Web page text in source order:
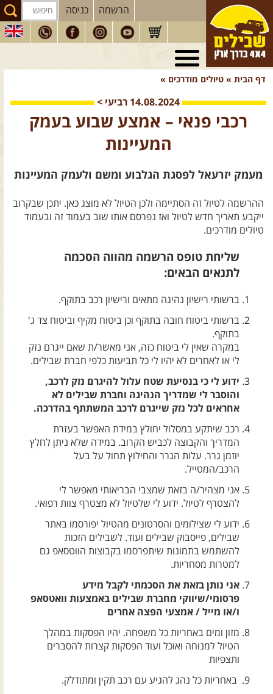
הרשמה כניסה
טיולי 4X4
בארץ
חנותשבילים
הירשמו לניוזלטר שבילים
הבלוג של יואב קווה
פודקאסט ג'יפאות
צרו קשר עם שבילים
אודות יואב קווה והאתר שבילים
דף הבית » טיולים מודרכים »
14.08.2024 רביעי >
רכבי פנאי – אמצע שבוע בעמק
המעיינות
מעמק יזרעאל לפסגת הגלבוע ומשם ולעמק המעיינות
ההרשמה לטיול זה הסתיימה ולכן הטיול לא מוצג כאן. יתכן שבקרוב
ייקבע תאריך חדש לטיול ואז נפרסם אותו שוב בעמוד זה ובעמוד
טיולים מודרכים.
שליחת טופס הרשמה מהווה הסכמה
לתנאים הבאים:
ברשותי רישיון נהיגה מתאים ורישיון רכב בתוקף.
ברשותי ביטוח חובה בתוקף וכן ביטוח מקיף וביטוח צד ג'
בתוקף.
במקרה שאין לי ביטוח כזה, אני מאשר/ת שאם ייגרם נזק
לי או לאחרים לא יהיו לי כל תביעות כלפי חברת שבילים.
ידוע לי כי בנסיעת שטח עלול להיגרם נזק לרכב,
והוסבר לי שמדריך הנהיגה וחברת שבילים לא
אחראים לכל נזק שייגרם לרכב המשתתף בהדרכה.
רכב שיתקע במסלול יחולץ במידת האפשר בעזרת
המדריך והקבוצה לכביש הקרוב. במידה שלא ניתן לחלץ
יוזמן גרר. עלות הגרר והחילוץ תחול על בעל
הרכב/המטייל.
אני מצהיר/ה בזאת שמצבי הבריאותי מאפשר לי
להצטרף לטיול. ידוע לי שלטיול לא מצטרף צוות רפואי.
ידוע לי שצילומים והסרטונים מהטיול יפורסמו באתר
שבילים, פייסבוק שבילים ועוד. לשבילים הזכות
להשתמש בתמונות שיתפרסמו בקבוצות הווטסאפ גם
למטרות מסחריות.
אני נותן בזאת את הסכמתי לקבל מידע
פרסומי/שיווקי מחברת שבילים באמצעות וואטסאפ
ו/או מייל / אמצעי הפצה אחרים
מזון ומים באחריות כל משפחה. יהיו הפסקות במהלך
הטיול למנוחה ואוכל ועוד הפסקות קצרות להסברים
ותצפיות
באחריות כל נהג להגיע עם רכב תקין ומתודלק.